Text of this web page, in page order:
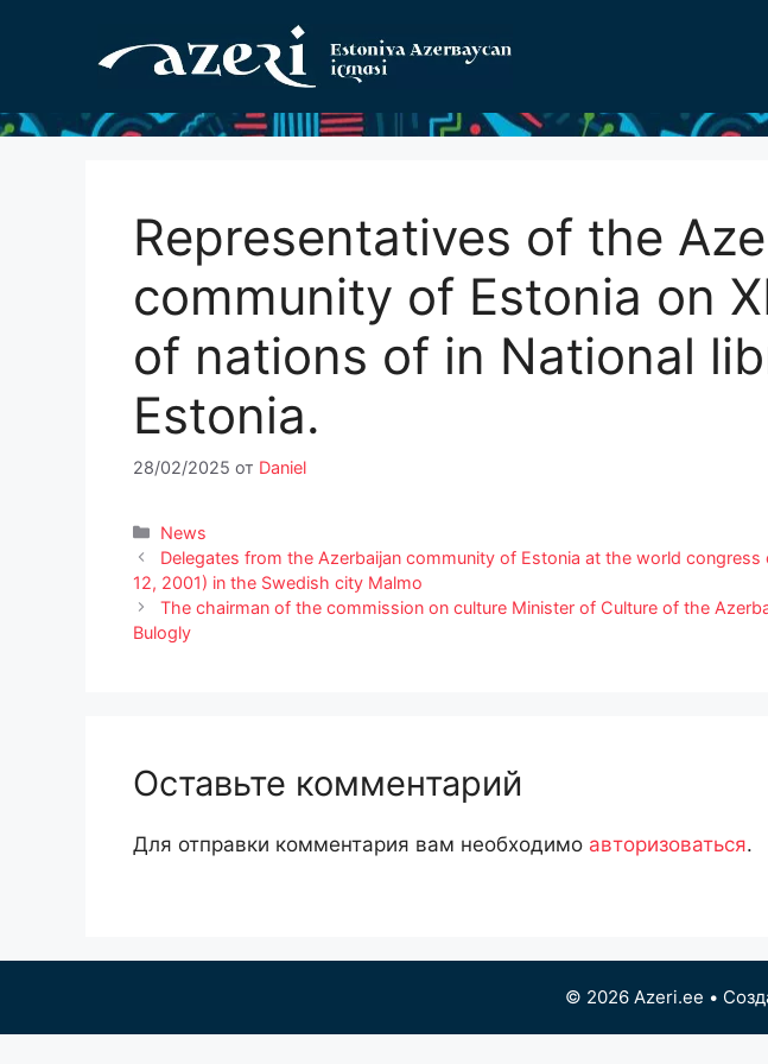
содержимому
Representatives of the
community of Estonia on
of nations of in National
Estonia.
28/02/2025 от Daniel
Рубрики
News
Delegates from the Azerbaijan community of Estonia at the world congress
12, 2001) in the Swedish city Malmo
The chairman of the commission on culture Minister of Culture of the
Bulogly
Оставьте комментарий
Для отправки комментария вам необходимо авторизоваться.
© 2026 Azeri.ee •